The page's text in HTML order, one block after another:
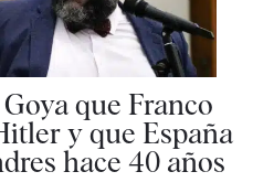
que Franco
y que España
hace 40 años